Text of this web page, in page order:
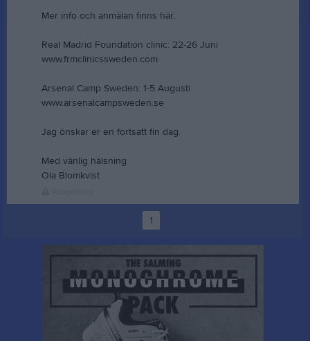
Mer info och anmälan finns här.
Real Madrid Foundation clinic: 22-26 Juni
www.frmclinicssweden.com
Arsenal Camp Sweden: 1-5 Augusti
www.arsenalcampsweden.se
Jag önskar er en fortsatt fin dag.
Med vänlig hälsning
Ola Blomkvist
1